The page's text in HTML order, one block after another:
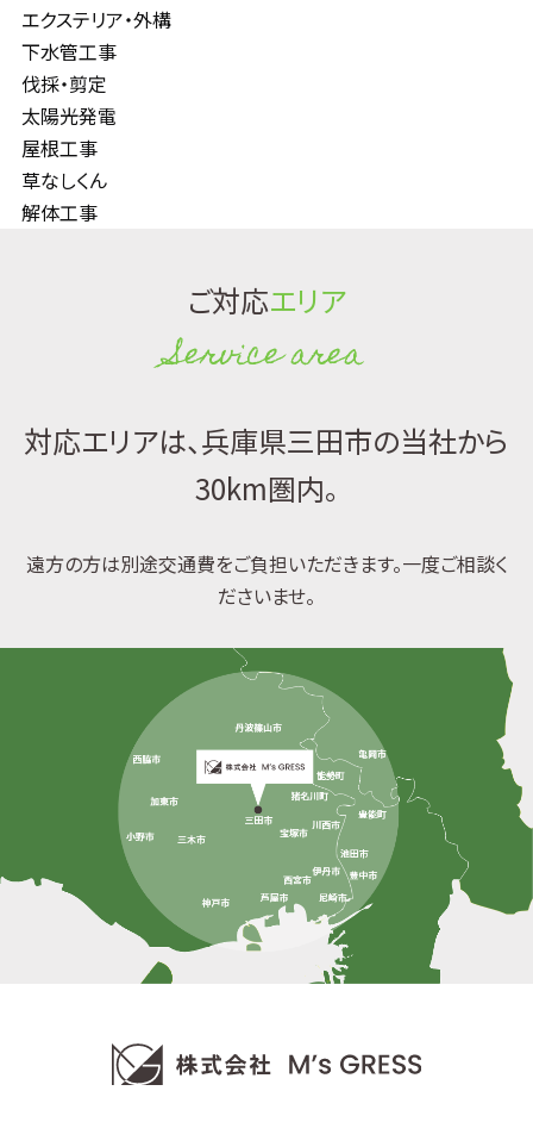
エクステリア・外構
下水管工事
伐採・剪定
太陽光発電
屋根工事
草なしくん
解体工事
ご対応エリア
Service area
対応エリアは、兵庫県三田市の当社から
30km圏内。
遠方の方は別途交通費をご負担いただきます。一度ご相談く
ださいませ。